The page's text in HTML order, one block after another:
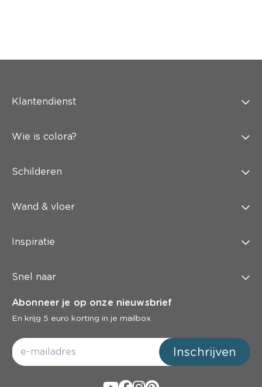
Klantendienst
Wie is colora?
Schilderen
Wand & vloer
Inspiratie
Snel naar
Abonneer je op onze nieuwsbrief
En krijg 5 euro korting in je mailbox
Inschrijven